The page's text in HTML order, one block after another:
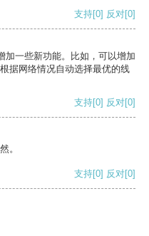
支持[0] 反对[0]
加一些新功能。比如，可以增加
据网络情况自动选择最优的线
支持[0] 反对[0]
。
支持[0] 反对[0]